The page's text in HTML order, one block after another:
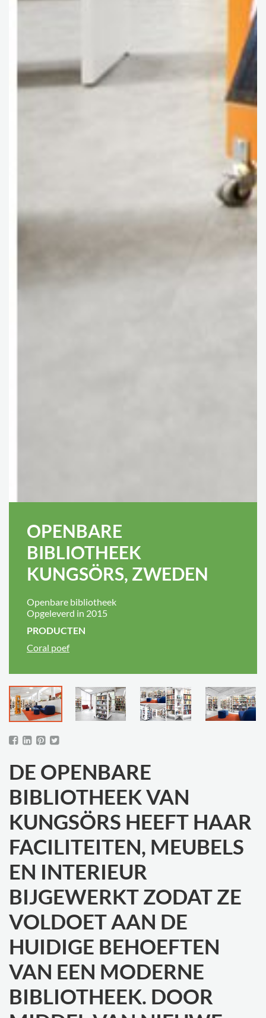
OPENBARE
BIBLIOTHEEK
KUNGSÖRS, ZWEDEN
Openbare bibliotheek
Opgeleverd in 2015
PRODUCTEN
Coral poef
DE OPENBARE
BIBLIOTHEEK VAN
KUNGSÖRS HEEFT HAAR
FACILITEITEN, MEUBELS
EN INTERIEUR
BIJGEWERKT ZODAT ZE
VOLDOET AAN DE
HUIDIGE BEHOEFTEN
VAN EEN MODERNE
BIBLIOTHEEK. DOOR